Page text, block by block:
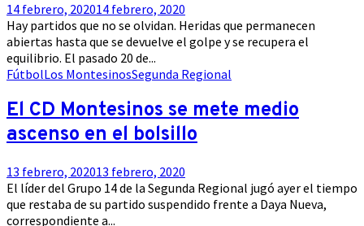
14 febrero, 202014 febrero, 2020
Hay partidos que no se olvidan. Heridas que permanecen
abiertas hasta que se devuelve el golpe y se recupera el
equilibrio. El pasado 20 de...
FútbolLos MontesinosSegunda Regional
El CD Montesinos se mete medio
ascenso en el bolsillo
13 febrero, 202013 febrero, 2020
El líder del Grupo 14 de la Segunda Regional jugó ayer el tiempo
que restaba de su partido suspendido frente a Daya Nueva,
correspondiente a...